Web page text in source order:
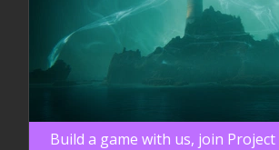
Build a game with us, join